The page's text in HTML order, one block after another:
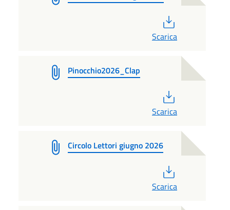
Scarica
Pinocchio2026_Clap
Scarica
Circolo Lettori giugno 2026
Scarica